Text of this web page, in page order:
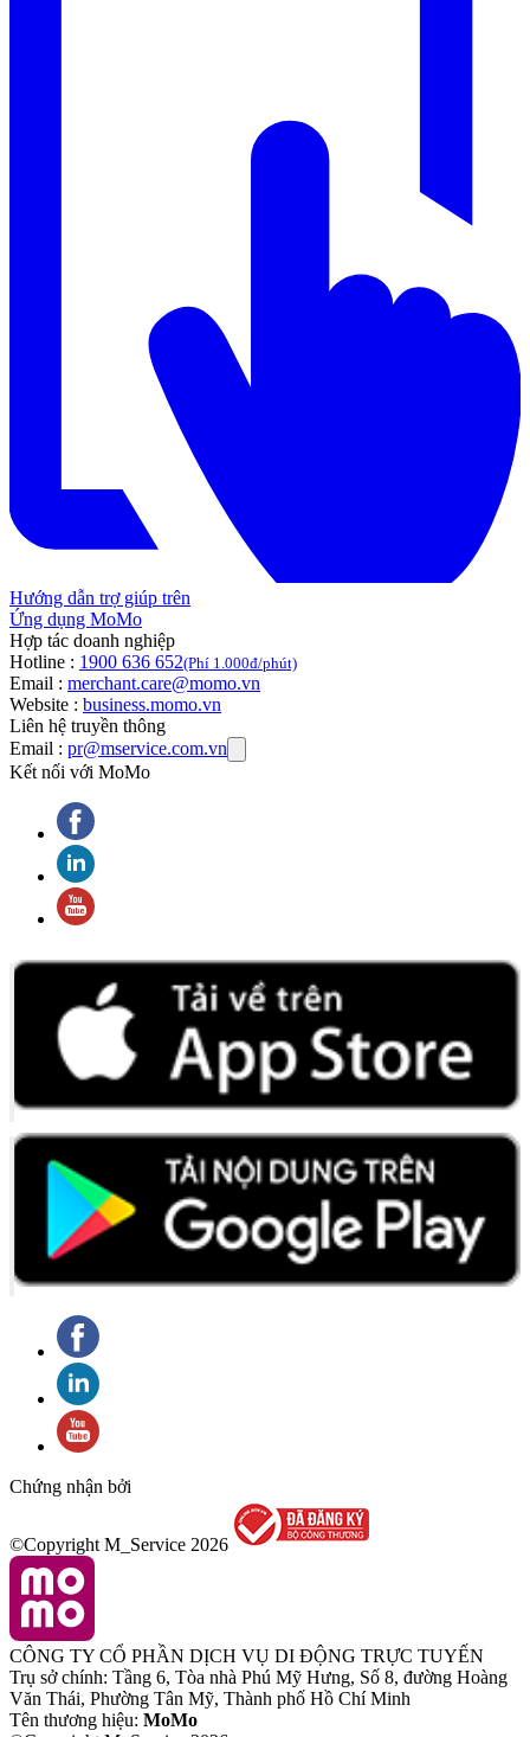
Hướng dẫn trợ giúp trên
Ứng dụng MoMo
Hợp tác doanh nghiệp
Hotline : 1900 636 652(Phí 1.000đ/phút)
Email : merchant.care@momo.vn
Website : business.momo.vn
Liên hệ truyền thông
Email : pr@mservice.com.vn
Kết nối với MoMo
Chứng nhận bởi
©Copyright M_Service 2026
CÔNG TY CỔ PHẦN DỊCH VỤ DI ĐỘNG TRỰC TUYẾN
Trụ sở chính: Tầng 6, Tòa nhà Phú Mỹ Hưng, Số 8, đường Hoàng
Văn Thái, Phường Tân Mỹ, Thành phố Hồ Chí Minh
Tên thương hiệu: MoMo